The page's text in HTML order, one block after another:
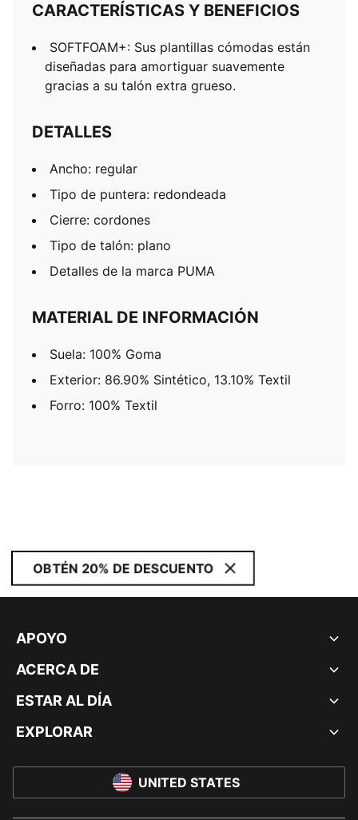
CARACTERÍSTICAS Y BENEFICIOS
SOFTFOAM+: Sus plantillas cómodas están
diseñadas para amortiguar suavemente
gracias a su talón extra grueso.
DETALLES
Ancho: regular
Tipo de puntera: redondeada
Cierre: cordones
Tipo de talón: plano
Detalles de la marca PUMA
MATERIAL DE INFORMACIÓN
Suela: 100% Goma
Exterior: 86.90% Sintético, 13.10% Textil
Forro: 100% Textil
OBTÉN 20% DE DESCUENTO
APOYO
ACERCA DE
ESTAR AL DÍA
EXPLORAR
UNITED STATES